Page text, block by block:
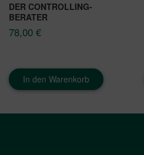
DER CONTROLLING-
BERATER
78,00 €
In den Warenkorb